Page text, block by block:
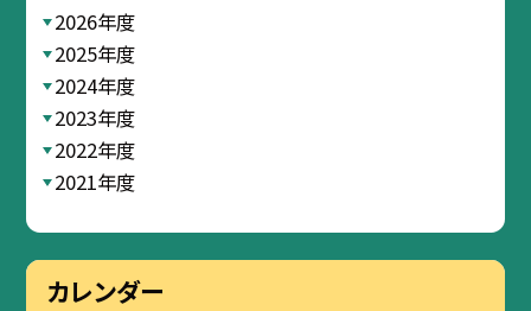
2026年度
2025年度
2024年度
2023年度
2022年度
2021年度
カレンダー